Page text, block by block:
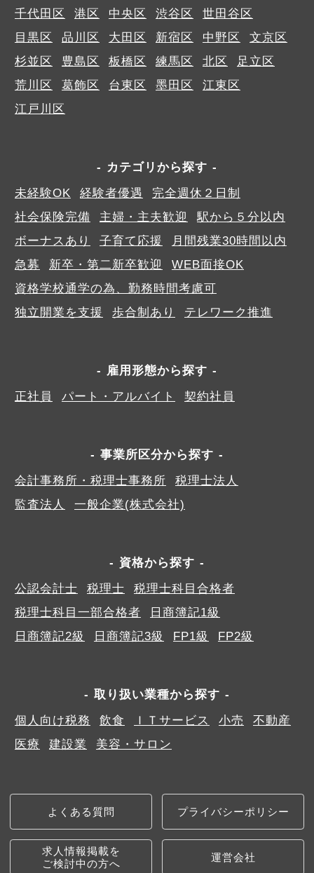
千代田区 港区 中央区 渋谷区
世田谷区
目黒区
品川区 大田区 新宿区 中野区
文京区
杉並区
豊島区 板橋区 練馬区 北区
足立区
荒川区
葛飾区 台東区 墨田区
江東区
江戸川区
カテゴリから探す
未経験OK
経験者優遇
完全週休２日制
社会保険完備
主婦・主夫歓迎
駅から５分以内
ボーナスあり
子育て応援
月間残業30時間以内
急募
新卒・第二新卒歓迎
WEB面接OK
資格学校通学の為、勤務時間考慮可
独立開業を支援
歩合制あり テレワーク推進
雇用形態から探す
正社員
パート・アルバイト 契約社員
事業所区分から探す
会計事務所・税理士事務所
税理士法人
監査法人
一般企業(株式会社)
資格から探す
公認会計士
税理士
税理士科目合格者
税理士科目一部合格者
日商簿記1級
日商簿記2級
日商簿記3級 FP1級 FP2級
取り扱い業種から探す
個人向け税務
飲食 ＩＴサービス 小売
不動産
医療
建設業 美容・サロン
よくある質問 プライバシーポリシー
求人情報掲載を
ご検討中の方へ
運営会社